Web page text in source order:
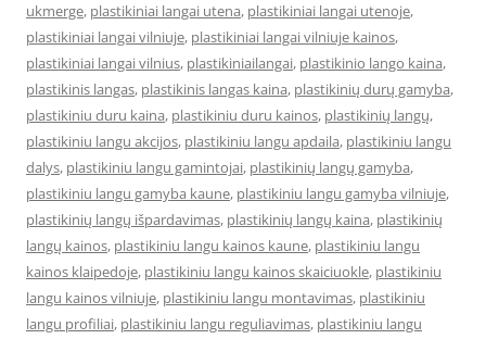
ukmerge, plastikiniai langai utena, plastikiniai langai utenoje,
plastikiniai langai vilniuje, plastikiniai langai vilniuje kainos,
plastikiniai langai vilnius, plastikiniailangai, plastikinio lango kaina,
plastikinis langas, plastikinis langas kaina, plastikinių durų gamyba,
plastikiniu duru kaina, plastikiniu duru kainos, plastikinių langų,
plastikiniu langu akcijos, plastikiniu langu apdaila, plastikiniu langu
dalys, plastikiniu langu gamintojai, plastikinių langų gamyba,
plastikiniu langu gamyba kaune, plastikiniu langu gamyba vilniuje,
plastikinių langų išpardavimas, plastikinių langų kaina, plastikinių
langų kainos, plastikiniu langu kainos kaune, plastikiniu langu
kainos klaipedoje, plastikiniu langu kainos skaiciuokle, plastikiniu
langu kainos vilniuje, plastikiniu langu montavimas, plastikiniu
langu profiliai, plastikiniu langu reguliavimas, plastikiniu langu